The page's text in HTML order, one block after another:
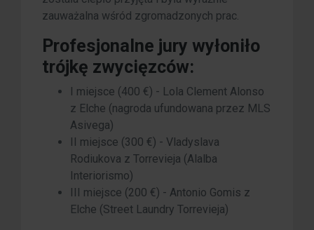
zauważalna wśród zgromadzonych prac.
Profesjonalne jury wyłoniło
trójkę zwycięzców:
I miejsce (400 €) - Lola Clement Alonso
z Elche (nagroda ufundowana przez MLS
Asivega)
II miejsce (300 €) - Vladyslava
Rodiukova z Torrevieja (Alalba
Interiorismo)
III miejsce (200 €) - Antonio Gomis z
Elche (Street Laundry Torrevieja)